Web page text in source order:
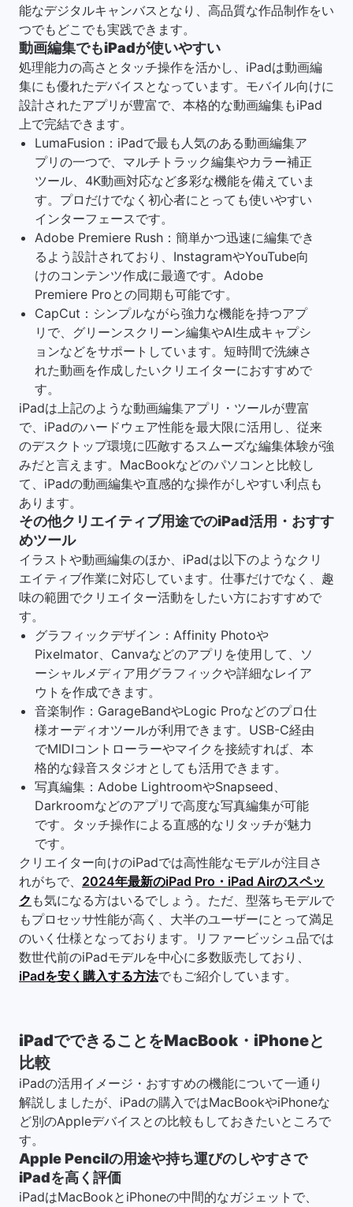
能なデジタルキャンバスとなり、高品質な作品制作をい
つでもどこでも実践できます。
動画編集でもiPadが使いやすい
処理能力の高さとタッチ操作を活かし、iPadは動画編
集にも優れたデバイスとなっています。モバイル向けに
設計されたアプリが豊富で、本格的な動画編集もiPad
上で完結できます。
LumaFusion：iPadで最も人気のある動画編集ア
プリの一つで、マルチトラック編集やカラー補正
ツール、4K動画対応など多彩な機能を備えていま
す。プロだけでなく初心者にとっても使いやすい
インターフェースです。
Adobe Premiere Rush：簡単かつ迅速に編集でき
るよう設計されており、InstagramやYouTube向
けのコンテンツ作成に最適です。Adobe
Premiere Proとの同期も可能です。
CapCut：シンプルながら強力な機能を持つアプ
リで、グリーンスクリーン編集やAI生成キャプシ
ョンなどをサポートしています。短時間で洗練さ
れた動画を作成したいクリエイターにおすすめで
す。
iPadは上記のような動画編集アプリ・ツールが豊富
で、iPadのハードウェア性能を最大限に活用し、従来
のデスクトップ環境に匹敵するスムーズな編集体験が強
みだと言えます。MacBookなどのパソコンと比較し
て、iPadの動画編集や直感的な操作がしやすい利点も
あります。
その他クリエイティブ用途でのiPad活用・おすす
めツール
イラストや動画編集のほか、iPadは以下のようなクリ
エイティブ作業に対応しています。仕事だけでなく、趣
味の範囲でクリエイター活動をしたい方におすすめで
す。
グラフィックデザイン：Affinity Photoや
Pixelmator、Canvaなどのアプリを使用して、ソ
ーシャルメディア用グラフィックや詳細なレイア
ウトを作成できます。
音楽制作：GarageBandやLogic Proなどのプロ仕
様オーディオツールが利用できます。USB-C経由
でMIDIコントローラーやマイクを接続すれば、本
格的な録音スタジオとしても活用できます。
写真編集：Adobe LightroomやSnapseed、
Darkroomなどのアプリで高度な写真編集が可能
です。タッチ操作による直感的なリタッチが魅力
です。
クリエイター向けのiPadでは高性能なモデルが注目さ
れがちで、 2024年最新のiPad Pro・iPad Airのスペッ
ク も気になる方はいるでしょう。ただ、型落ちモデルで
もプロセッサ性能が高く、大半のユーザーにとって満足
のいく仕様となっております。リファービッシュ品では
数世代前のiPadモデルを中心に多数販売しており、
iPadを安く購入する方法でもご紹介しています。
iPadでできることをMacBook・iPhoneと
比較
iPadの活用イメージ・おすすめの機能について一通り
解説しましたが、iPadの購入ではMacBookやiPhoneな
ど別のAppleデバイスとの比較もしておきたいところで
す。
Apple Pencilの用途や持ち運びのしやすさで
iPadを高く評価
iPadはMacBookとiPhoneの中間的なガジェットで、